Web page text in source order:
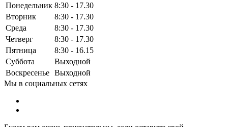
Понедельник 8:30 - 17.30
Вторник
8:30 - 17.30
Среда
8:30 - 17.30
Четверг
8:30 - 17.30
Пятница
8:30 - 16.15
Суббота
Выходной
Воскресенье Выходной
Мы в социальных сетях